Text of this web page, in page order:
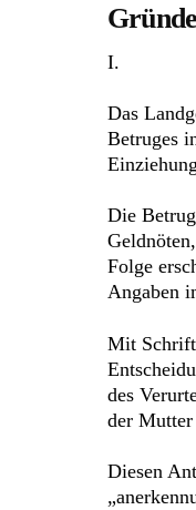
Gründe
I.
Das
Betruges
Die
Folge
Angaben
Mit
des
der Mutter
Diesen